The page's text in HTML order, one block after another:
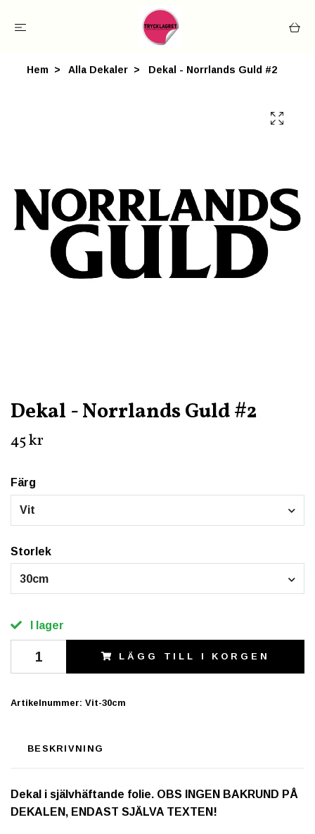
Hem Alla Dekaler Dekal - Norrlands Guld #2
Dekal - Norrlands Guld #2
45 kr
Färg
Vit
Storlek
30cm
I lager
LÄGG TILL I KORGEN
Artikelnummer: Vit-30cm
BESKRIVNING
Dekal i självhäftande folie. OBS INGEN BAKRUND PÅ
DEKALEN, ENDAST SJÄLVA TEXTEN!